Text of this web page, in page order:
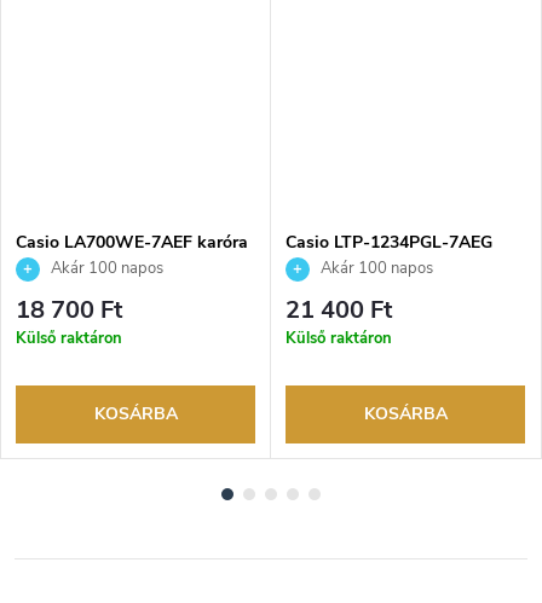
Casio LA700WE-7AEF karóra
Akár 100 napos
visszaküldési lehetőség. Hivatalos
márkakereskedő.
18 700 Ft
Külső raktáron
KOSÁRBA
Casio LTP-1234PGL-7AEG
karóraAkár 100 napos
visszaküldési lehetőség. Hivatalos
márkakereskedő.
21 400 Ft
Külső raktáron
KOSÁRBA